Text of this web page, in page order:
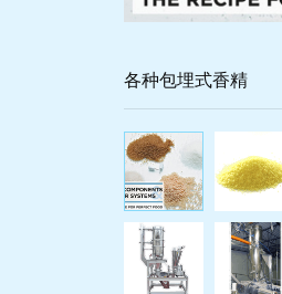
各种包埋式香精